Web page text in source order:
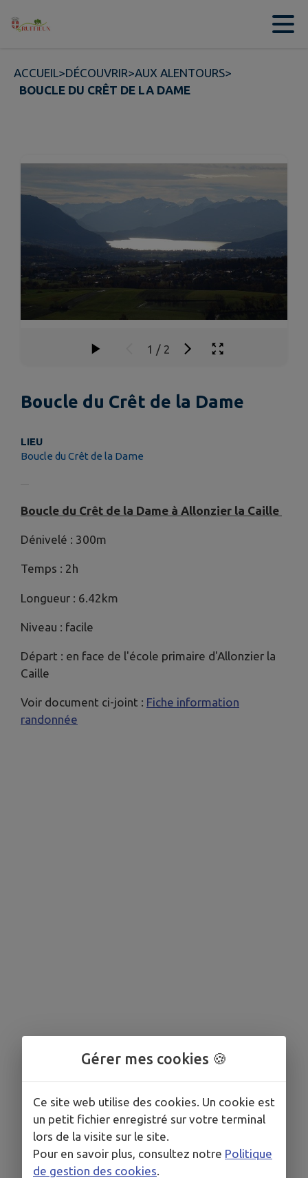
Contenu
ACCUEIL>DÉCOUVRIR>AUX ALENTOURS>
BOUCLE DU CRÊT DE LA DAME
1 / 2
Boucle du Crêt de la Dame
LIEU
Boucle du Crêt de la Dame
Boucle du Crêt de la Dame à Allonzier la Caille
Dénivelé : 300m
Temps : 2h
Longueur : 6.42km
Niveau : facile
Départ : en face de l'école primaire d'Allonzier la
Caille
Voir document ci-joint : Fiche information
randonnée
Gérer mes cookies 🍪
Ce site web utilise des cookies. Un cookie est
un petit fichier enregistré sur votre terminal
lors de la visite sur le site.
Pour en savoir plus, consultez notre Politique
de gestion des cookies